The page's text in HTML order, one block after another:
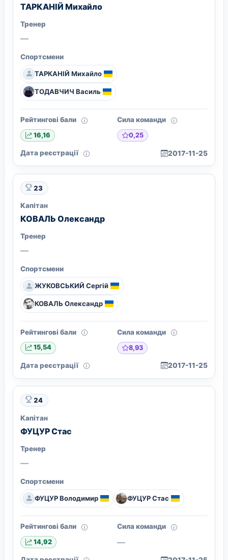
ТАРКАНІЙ Михайло
Тренер
—
Спортсмени
ТАРКАНІЙ Михайло
ТОДАВЧИЧ Василь
Рейтингові бали
16,16
Сила команди
0,25
Дата реєстрації 2017-11-25
23
Капітан
КОВАЛЬ Олександр
Тренер
—
Спортсмени
ЖУКОВСЬКИЙ Сергій
КОВАЛЬ Олександр
Рейтингові бали
15,54
Сила команди
8,93
Дата реєстрації 2017-11-25
24
Капітан
ФУЦУР Стас
Тренер
—
Спортсмени
ФУЦУР Володимир ФУЦУР Стас
Рейтингові бали
14,92
Сила команди
—